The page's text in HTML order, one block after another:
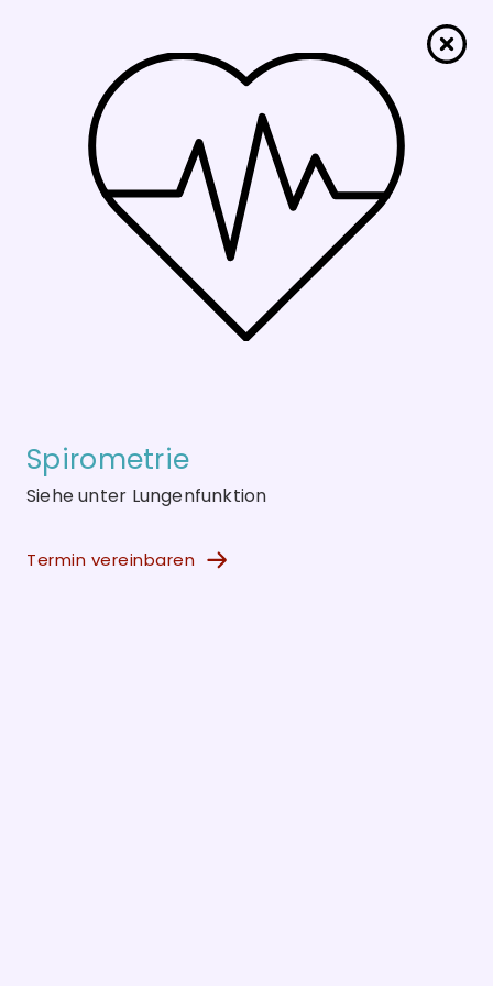
Spirometrie
Siehe unter Lungenfunktion
Termin vereinbaren